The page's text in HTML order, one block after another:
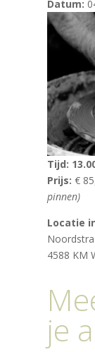
Datum:
Tijd:
Prijs:€
pinnen)
Locatie
4588 KM
je